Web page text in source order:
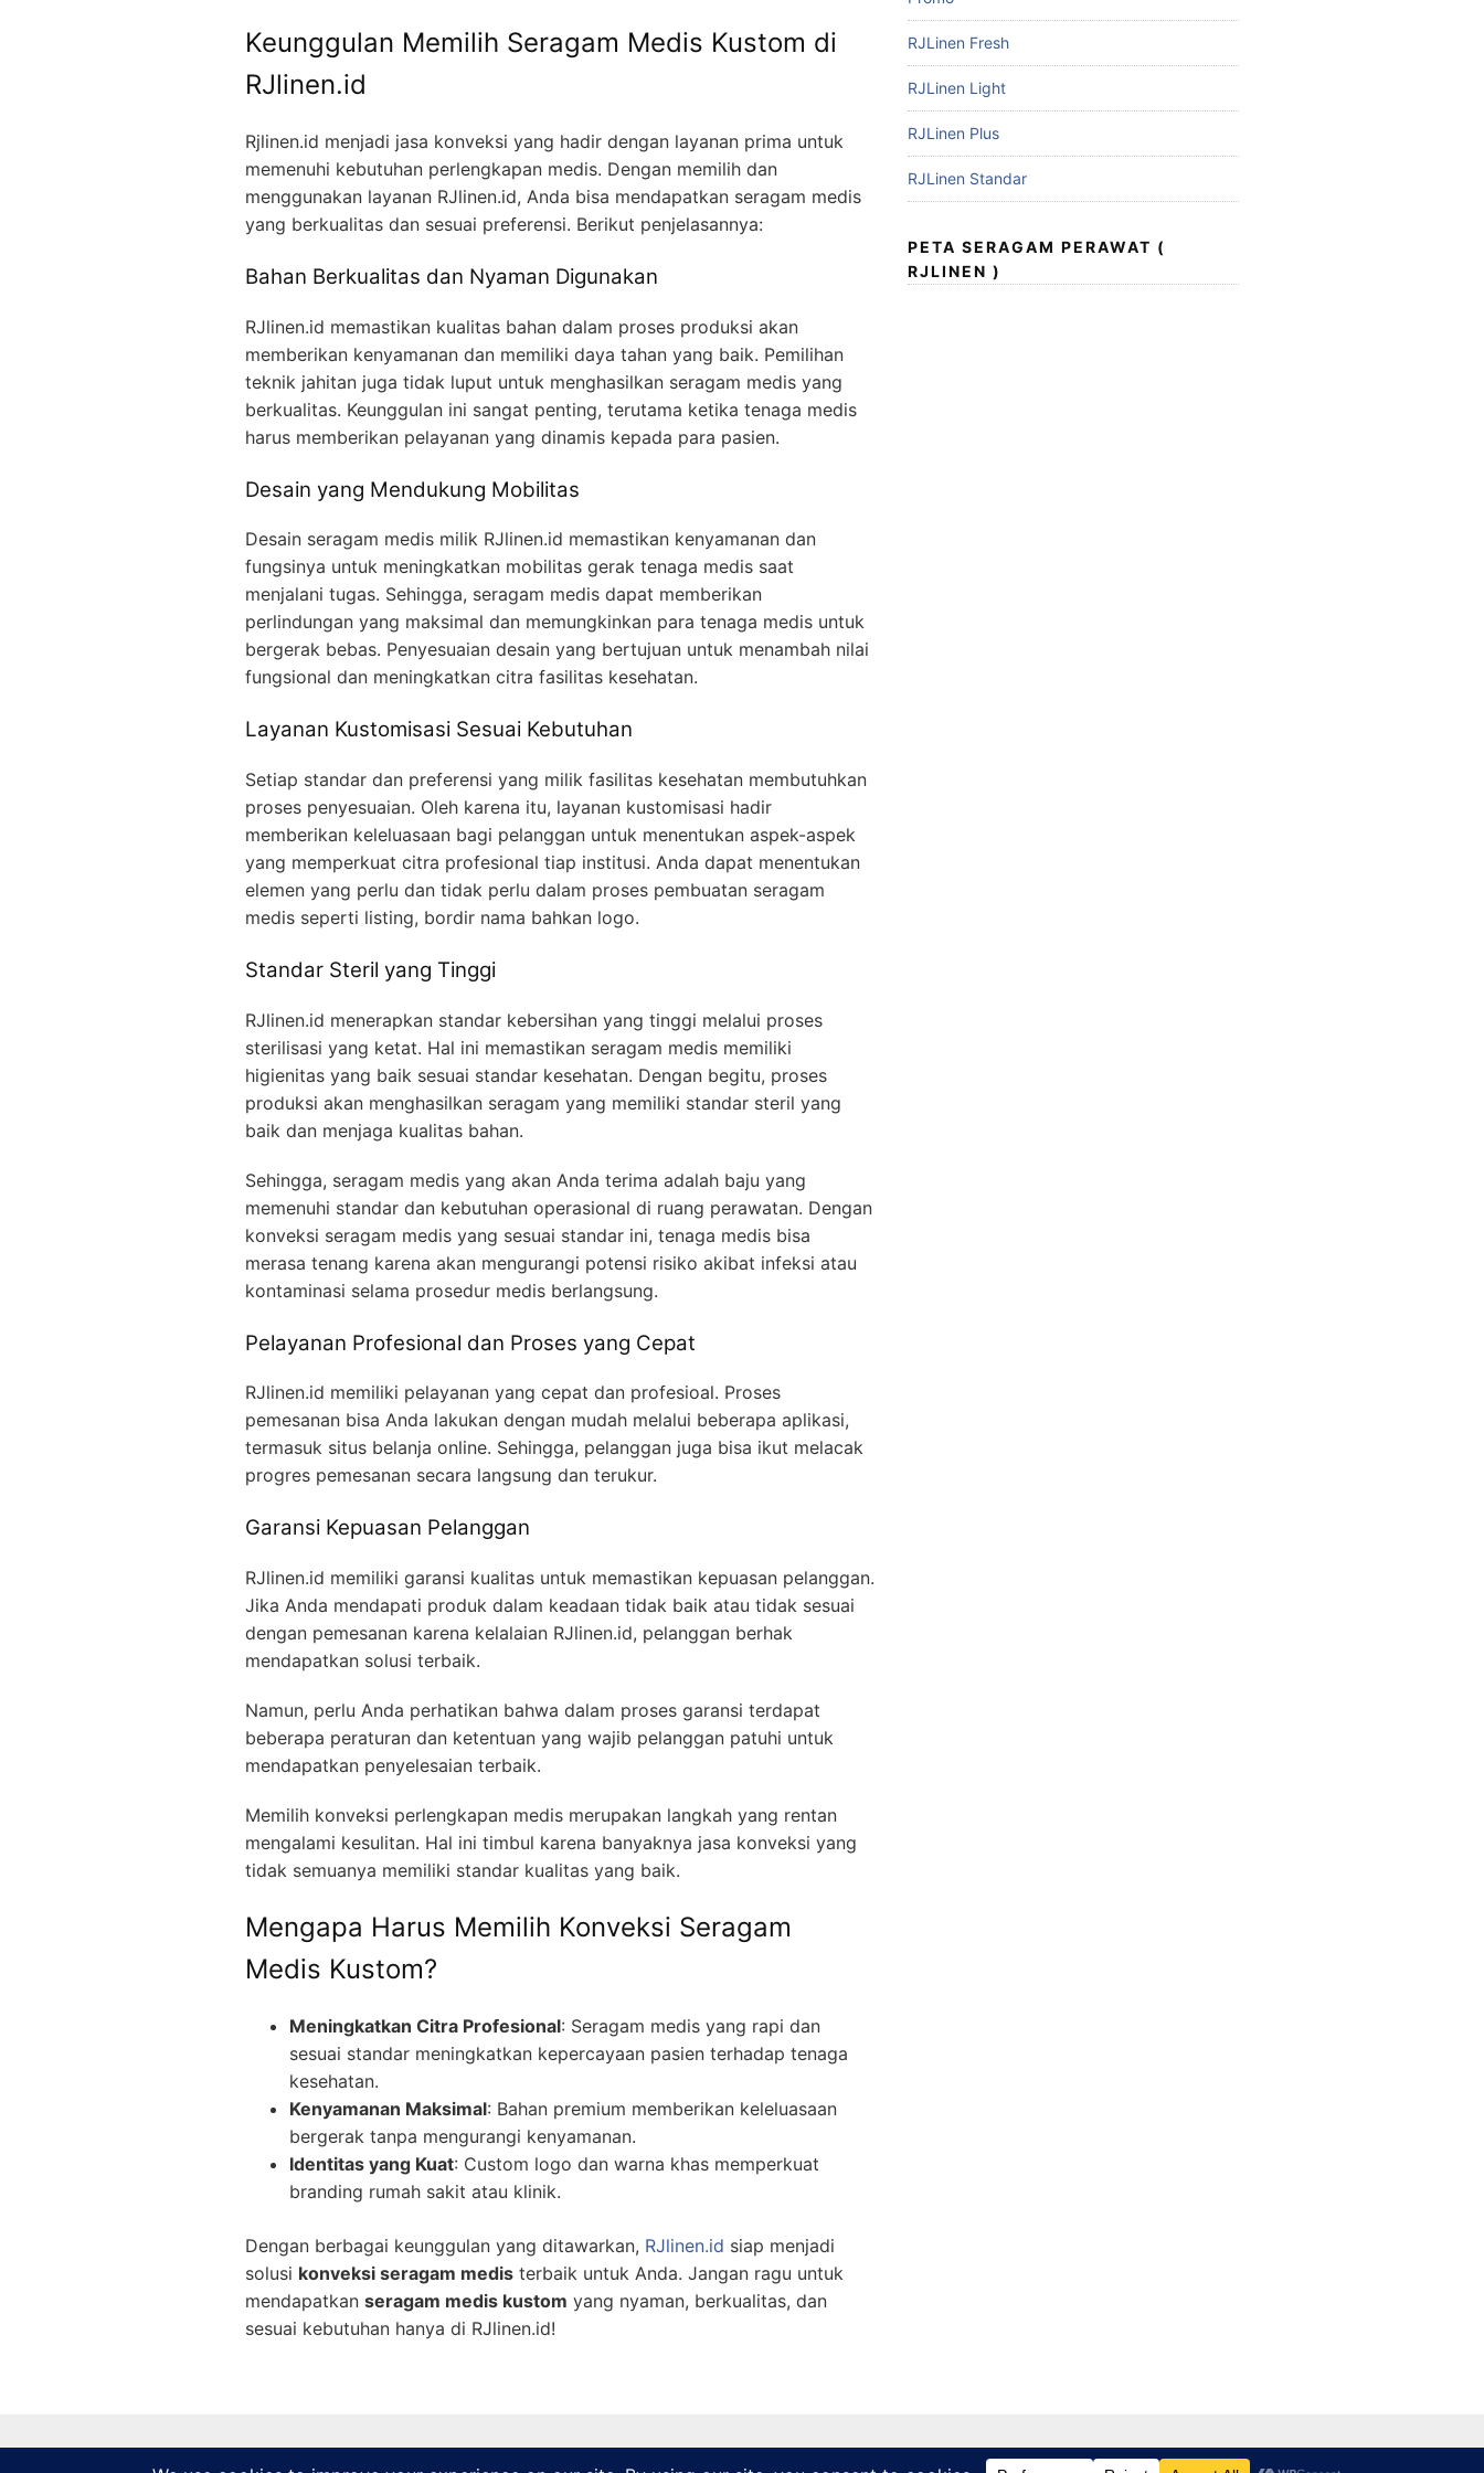
Keunggulan Memilih Seragam Medis Kustom di
RJlinen.id
Rjlinen.id menjadi jasa konveksi yang hadir dengan layanan prima untuk
memenuhi kebutuhan perlengkapan medis. Dengan memilih dan
menggunakan layanan RJlinen.id, Anda bisa mendapatkan seragam medis
yang berkualitas dan sesuai preferensi. Berikut penjelasannya:
Bahan Berkualitas dan Nyaman Digunakan
RJlinen.id memastikan kualitas bahan dalam proses produksi akan
memberikan kenyamanan dan memiliki daya tahan yang baik. Pemilihan
teknik jahitan juga tidak luput untuk menghasilkan seragam medis yang
berkualitas. Keunggulan ini sangat penting, terutama ketika tenaga medis
harus memberikan pelayanan yang dinamis kepada para pasien.
Desain yang Mendukung Mobilitas
Desain seragam medis milik RJlinen.id memastikan kenyamanan dan
fungsinya untuk meningkatkan mobilitas gerak tenaga medis saat
menjalani tugas. Sehingga, seragam medis dapat memberikan
perlindungan yang maksimal dan memungkinkan para tenaga medis untuk
bergerak bebas. Penyesuaian desain yang bertujuan untuk menambah nilai
fungsional dan meningkatkan citra fasilitas kesehatan.
Layanan Kustomisasi Sesuai Kebutuhan
Setiap standar dan preferensi yang milik fasilitas kesehatan membutuhkan
proses penyesuaian. Oleh karena itu, layanan kustomisasi hadir
memberikan keleluasaan bagi pelanggan untuk menentukan aspek-aspek
yang memperkuat citra profesional tiap institusi. Anda dapat menentukan
elemen yang perlu dan tidak perlu dalam proses pembuatan seragam
medis seperti listing, bordir nama bahkan logo.
Standar Steril yang Tinggi
RJlinen.id menerapkan standar kebersihan yang tinggi melalui proses
sterilisasi yang ketat. Hal ini memastikan seragam medis memiliki
higienitas yang baik sesuai standar kesehatan. Dengan begitu, proses
produksi akan menghasilkan seragam yang memiliki standar steril yang
baik dan menjaga kualitas bahan.
Sehingga, seragam medis yang akan Anda terima adalah baju yang
memenuhi standar dan kebutuhan operasional di ruang perawatan. Dengan
konveksi seragam medis yang sesuai standar ini, tenaga medis bisa
merasa tenang karena akan mengurangi potensi risiko akibat infeksi atau
kontaminasi selama prosedur medis berlangsung.
Pelayanan Profesional dan Proses yang Cepat
RJlinen.id memiliki pelayanan yang cepat dan profesioal. Proses
pemesanan bisa Anda lakukan dengan mudah melalui beberapa aplikasi,
termasuk situs belanja online. Sehingga, pelanggan juga bisa ikut melacak
progres pemesanan secara langsung dan terukur.
Garansi Kepuasan Pelanggan
RJlinen.id memiliki garansi kualitas untuk memastikan kepuasan pelanggan.
Jika Anda mendapati produk dalam keadaan tidak baik atau tidak sesuai
dengan pemesanan karena kelalaian RJlinen.id, pelanggan berhak
mendapatkan solusi terbaik.
Namun, perlu Anda perhatikan bahwa dalam proses garansi terdapat
beberapa peraturan dan ketentuan yang wajib pelanggan patuhi untuk
mendapatkan penyelesaian terbaik.
Memilih konveksi perlengkapan medis merupakan langkah yang rentan
mengalami kesulitan. Hal ini timbul karena banyaknya jasa konveksi yang
tidak semuanya memiliki standar kualitas yang baik.
Mengapa Harus Memilih Konveksi Seragam
Medis Kustom?
Meningkatkan Citra Profesional: Seragam medis yang rapi dan
sesuai standar meningkatkan kepercayaan pasien terhadap tenaga
kesehatan.
Kenyamanan Maksimal: Bahan premium memberikan keleluasaan
bergerak tanpa mengurangi kenyamanan.
Identitas yang Kuat: Custom logo dan warna khas memperkuat
branding rumah sakit atau klinik.
Dengan berbagai keunggulan yang ditawarkan, RJlinen.id siap menjadi
solusi konveksi seragam medis terbaik untuk Anda. Jangan ragu untuk
mendapatkan seragam medis kustom yang nyaman, berkualitas, dan
sesuai kebutuhan hanya di RJlinen.id!
RJLinen Fresh
RJLinen Light
RJLinen Plus
RJLinen Standar
PETA SERAGAM PERAWAT (
RJLINEN )